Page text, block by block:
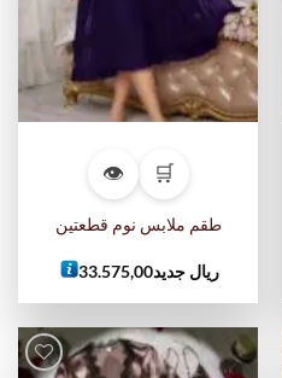
🛒
👁
طقم ملابس نوم قطعتين
ريال جديد33.575,00